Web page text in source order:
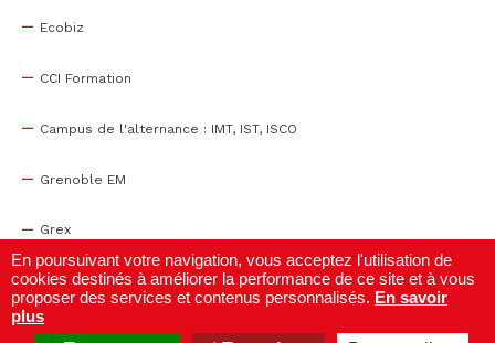
Ecobiz
CCI Formation
Campus de l'alternance : IMT, IST, ISCO
Grenoble EM
Grex
WTC Grenoble
Centre de congrès
En poursuivant votre navigation, vous acceptez l'utilisation de
cookies destinés à améliorer la performance de ce site et à vous
proposer des services et contenus personnalisés. En savoir
plus